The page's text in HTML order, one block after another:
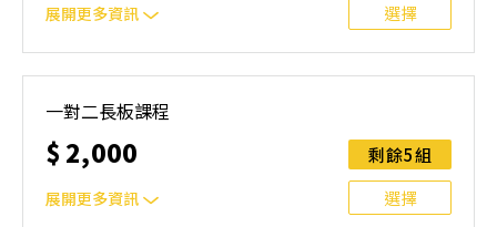
展開更多資訊
選擇
一對二長板課程
$ 2,000
展開更多資訊
剩餘5組
選擇